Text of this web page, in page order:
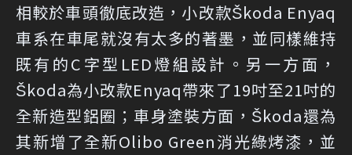
相較於車頭徹底改造，小改款Škoda Enyaq
車系在車尾就沒有太多的著墨，並同樣維持
既有的C字型LED燈組設計。另一方面，
Škoda為小改款Enyaq帶來了19吋至21吋的
全新造型鋁圈；車身塗裝方面，Škoda還為
其新增了全新Olibo Green消光綠烤漆，並